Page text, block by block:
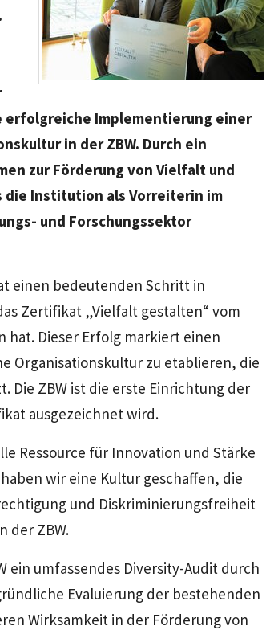
Implementierung einer
in der ZBW. Durch ein
zur Förderung von Vielfalt und
Institution als Vorreiterin im
und Forschungssektor
einen bedeutenden Schritt in
Zertifikat „Vielfalt gestalten“ vom
hat. Dieser Erfolg markiert einen
Organisationskultur zu etablieren, die
Die ZBW ist die erste Einrichtung der
ausgezeichnet wird.
Ressource für Innovation und Stärke
wir eine Kultur geschaffen, die
und Diskriminierungsfreiheit
der ZBW.
ein umfassendes Diversity-Audit durch
Evaluierung der bestehenden
Wirksamkeit in der Förderung von